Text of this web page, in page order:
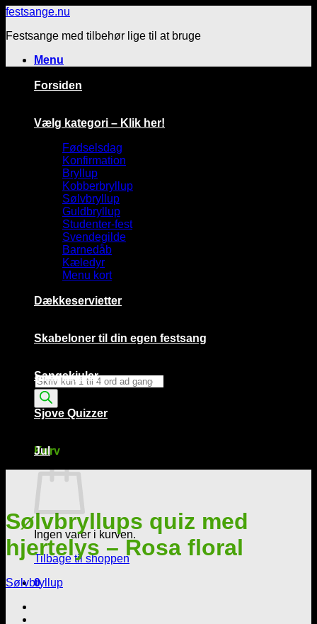
Fortsæt
indhold
festsange.nu
Festsange med tilbehør lige til at bruge
Menu
Products
search
Kurv
Ingen varer i kurven.
Tilbage til shoppen
0
Forsiden
Vælg kategori – Klik her!
Fødselsdag
Konfirmation
Bryllup
Kobberbryllup
Sølvbryllup
Guldbryllup
Studenter-fest
Svendegilde
Barnedåb
Kæledyr
Menu kort
Dækkeservietter
Skabeloner til din egen festsang
Sangskjuler
Sjove Quizzer
Jul
Sølvbryllups quiz med
hjertelys – Rosa floral
Sølvbryllup